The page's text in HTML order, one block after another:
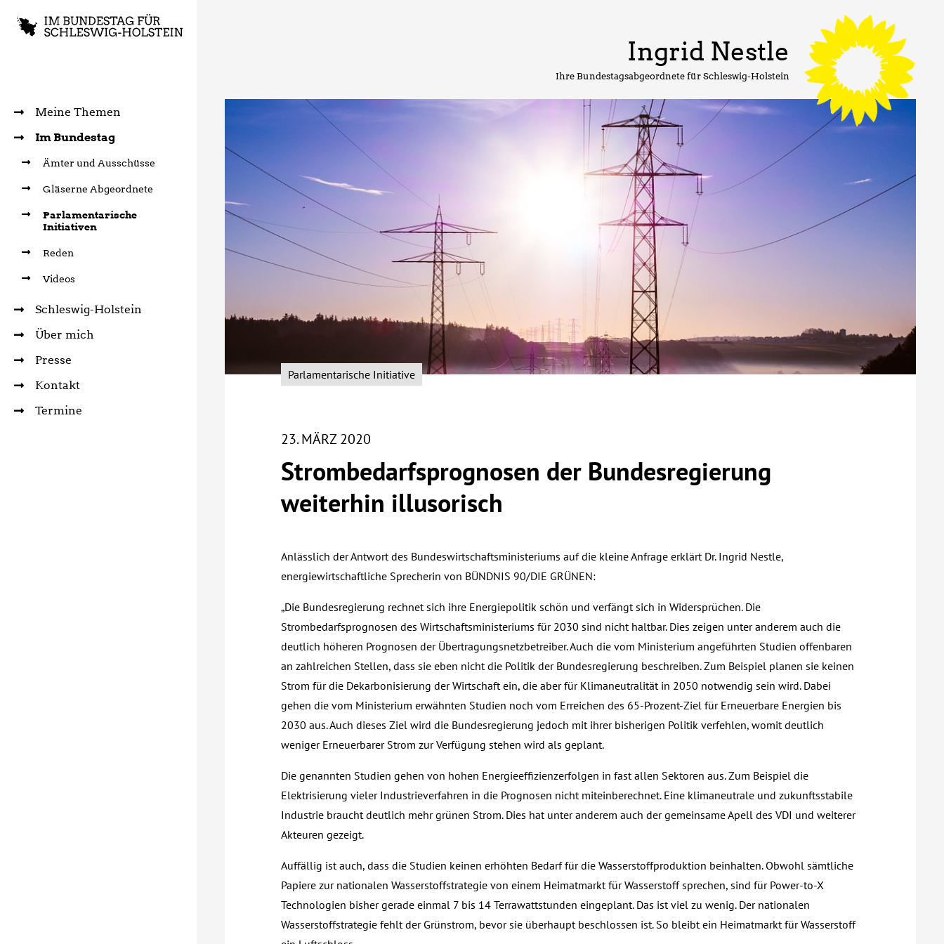
Meine Themen
Im Bundestag
Ämter und Ausschüsse
Gläserne Abgeordnete
Parlamentarische
Initiativen
Reden
Videos
Schleswig-Holstein
Über mich
Presse
Kontakt
Termine
Ingrid Nestle
Ihre Bundestagsabgeordnete für Schleswig-Holstein
Parlamentarische Initiative
23. MÄRZ 2020
Strombedarfsprognosen der Bundesregierung
weiterhin illusorisch
Anlässlich der Antwort des Bundeswirtschaftsministeriums auf die kleine Anfrage erklärt Dr. Ingrid Nestle,
energiewirtschaftliche Sprecherin von BÜNDNIS 90/DIE GRÜNEN:
„Die Bundesregierung rechnet sich ihre Energiepolitik schön und verfängt sich in Widersprüchen. Die
Strombedarfsprognosen des Wirtschaftsministeriums für 2030 sind nicht haltbar. Dies zeigen unter anderem auch die
deutlich höheren Prognosen der Übertragungsnetzbetreiber. Auch die vom Ministerium angeführten Studien offenbaren
an zahlreichen Stellen, dass sie eben nicht die Politik der Bundesregierung beschreiben. Zum Beispiel planen sie keinen
Strom für die Dekarbonisierung der Wirtschaft ein, die aber für Klimaneutralität in 2050 notwendig sein wird. Dabei
gehen die vom Ministerium erwähnten Studien noch vom Erreichen des 65-Prozent-Ziel für Erneuerbare Energien bis
2030 aus. Auch dieses Ziel wird die Bundesregierung jedoch mit ihrer bisherigen Politik verfehlen, womit deutlich
weniger Erneuerbarer Strom zur Verfügung stehen wird als geplant.
Die genannten Studien gehen von hohen Energieeffizienzerfolgen in fast allen Sektoren aus. Zum Beispiel die
Elektrisierung vieler Industrieverfahren in die Prognosen nicht miteinberechnet. Eine klimaneutrale und zukunftsstabile
Industrie braucht deutlich mehr grünen Strom. Dies hat unter anderem auch der gemeinsame Apell des VDI und weiterer
Akteuren gezeigt.
Auffällig ist auch, dass die Studien keinen erhöhten Bedarf für die Wasserstoffproduktion beinhalten. Obwohl sämtliche
Papiere zur nationalen Wasserstoffstrategie von einem Heimatmarkt für Wasserstoff sprechen, sind für Power-to-X
Technologien bisher gerade einmal 7 bis 14 Terrawattstunden eingeplant. Das ist viel zu wenig. Der nationalen
Wasserstoffstrategie fehlt der Grünstrom, bevor sie überhaupt beschlossen ist. So bleibt ein Heimatmarkt für Wasserstoff